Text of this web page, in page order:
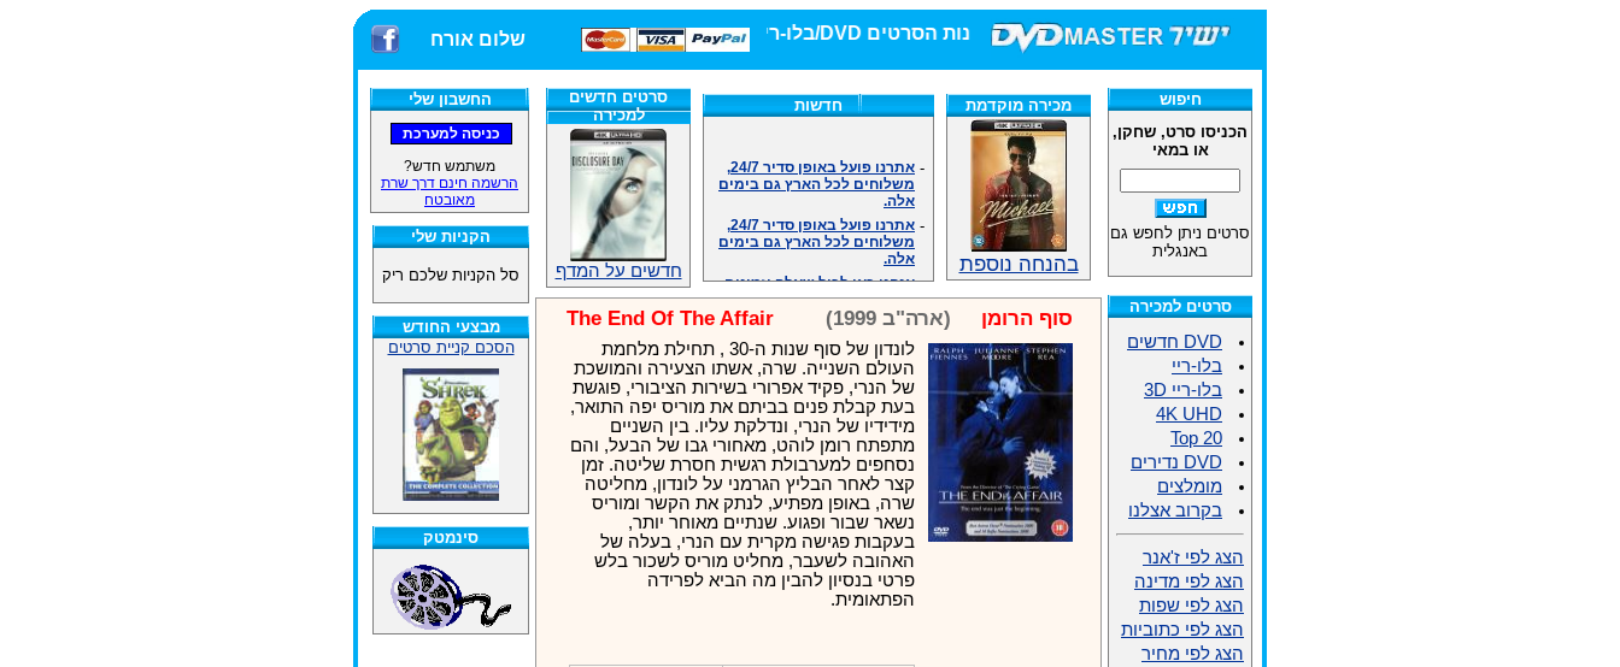
חנות הסרטים DVD/בלו-ריי/3D הגדולה ביותר! שלום אורח
החשבון שלי
משתמש חדש?
הרשמה חינם דרך שרת
מאובטח
הקניות שלי
סל הקניות שלכם ריק
מבצעי החודש
הסכם קניית סרטים
סינמטק
מכירה מוקדמת
בהנחה נוספת
חדשות
משלוחים לכל הארץ גם בימים
אלה.
משלוחים לכל הארץ גם בימים
אלה.
אנחנו כאן לכול שאלה וזמינים
במענה הטלפוני שלנו.ובמייל
.האתר לרשותכם פעיל 24/7
-מענה טלפוני: 09-7652392
צוות דיוידי מאסטר ישיר.
זמינים במייל ובטלפון. האתר
לרשותכם פעיל 24/7
צוות דיוידי מאסטר ישיר.
אנחנו כאן לכול שאלה וזמינים
במענה הטלפוני שלנו.ובמייל
.האתר לרשותכם 24/7
מענה טלפוני: 09-7652392
צוות דיוידי מאסטר ישיר.
סרטים חדשים
למכירה
חדשים על המדף
סוף הרומן (ארה"ב 1999) The End Of The Affair
לונדון של סוף שנות ה-30 , תחילת מלחמת
העולם השנייה. שרה, אשתו הצעירה והמושכת
של הנרי, פקיד אפרורי בשירות הציבורי, פוגשת
בעת קבלת פנים בביתם את מוריס יפה התואר,
מידידיו של הנרי, ונדלקת עליו. בין השניים
מתפתח רומן לוהט, מאחורי גבו של הבעל, והם
נסחפים למערבולת רגשית חסרת שליטה. זמן
קצר לאחר הבליץ הגרמני על לונדון, מחליטה
שרה, באופן מפתיע, לנתק את הקשר ומוריס
נשאר שבור ופגוע. שנתיים מאוחר יותר,
בעקבות פגישה מקרית עם הנרי, בעלה של
האהובה לשעבר, מחליט מוריס לשכור בלש
פרטי בנסיון להבין מה הביא לפרידה
הפתאומית.
חיפוש
הכניסו סרט, שחקן,
או במאי
סרטים ניתן לחפש גם
באנגלית
סרטים למכירה
DVD חדשים
בלו-ריי
בלו-ריי 3D
4K UHD
Top 20
DVD נדירים
מומלצים
בקרוב אצלנו
הצג לפי ז'אנר
הצג לפי מדינה
הצג לפי שפות
הצג לפי כתוביות
הצג לפי מחיר